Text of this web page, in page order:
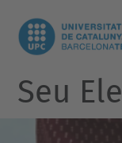
Seu